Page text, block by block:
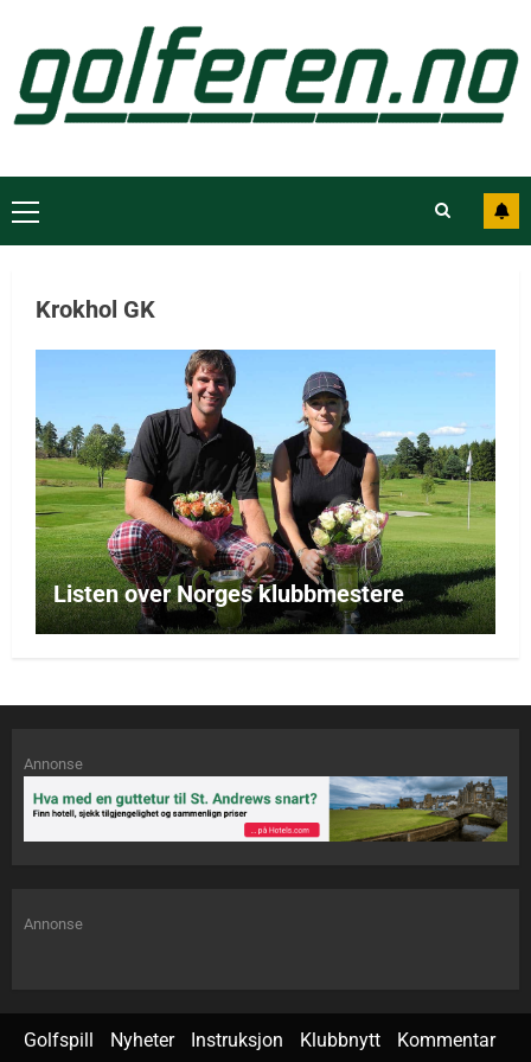
Krokhol GK
Listen over Norges klubbmestere
Annonse
Annonse
Golfspill Nyheter Instruksjon Klubbnytt
Kommentar